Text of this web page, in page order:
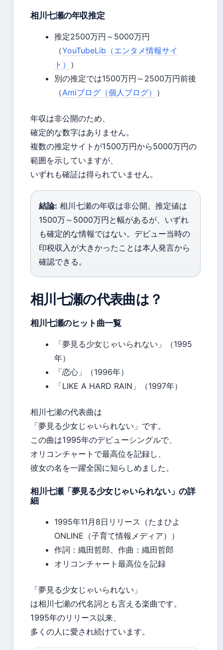
相川七瀬の年収推定
推定2500万円～5000万円
（YouTubeLib（エンタメ情報サイ
ト） ）
別の推定では1500万円～2500万円前後
（Amiブログ（個人ブログ） ）
年収は非公開のため、
確定的な数字はありません。
複数の推定サイトが1500万円から5000万円の
範囲を示していますが、
いずれも確証は得られていません。
結論: 相川七瀬の年収は非公開。推定値は
1500万～5000万円と幅があるが、いずれ
も確定的な情報ではない。デビュー当時の
印税収入が大きかったことは本人発言から
確認できる。
相川七瀬の代表曲は？
相川七瀬のヒット曲一覧
「夢見る少女じゃいられない」（1995
年）
「恋心」（1996年）
「LIKE A HARD RAIN」（1997年）
相川七瀬の代表曲は
「夢見る少女じゃいられない」です。
この曲は1995年のデビューシングルで、
オリコンチャートで最高位を記録し、
彼女の名を一躍全国に知らしめました。
相川七瀬「夢見る少女じゃいられない」の詳
細
1995年11月8日リリース（たまひよ
ONLINE（子育て情報メディア））
作詞：織田哲郎、作曲：織田哲郎
オリコンチャート最高位を記録
「夢見る少女じゃいられない」
は相川七瀬の代名詞とも言える楽曲です。
1995年のリリース以来、
多くの人に愛され続けています。